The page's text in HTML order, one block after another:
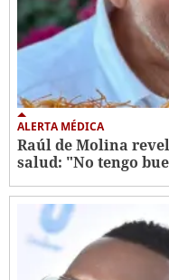
ALERTA MÉDICA
Raúl de Molina
salud: "No tengo